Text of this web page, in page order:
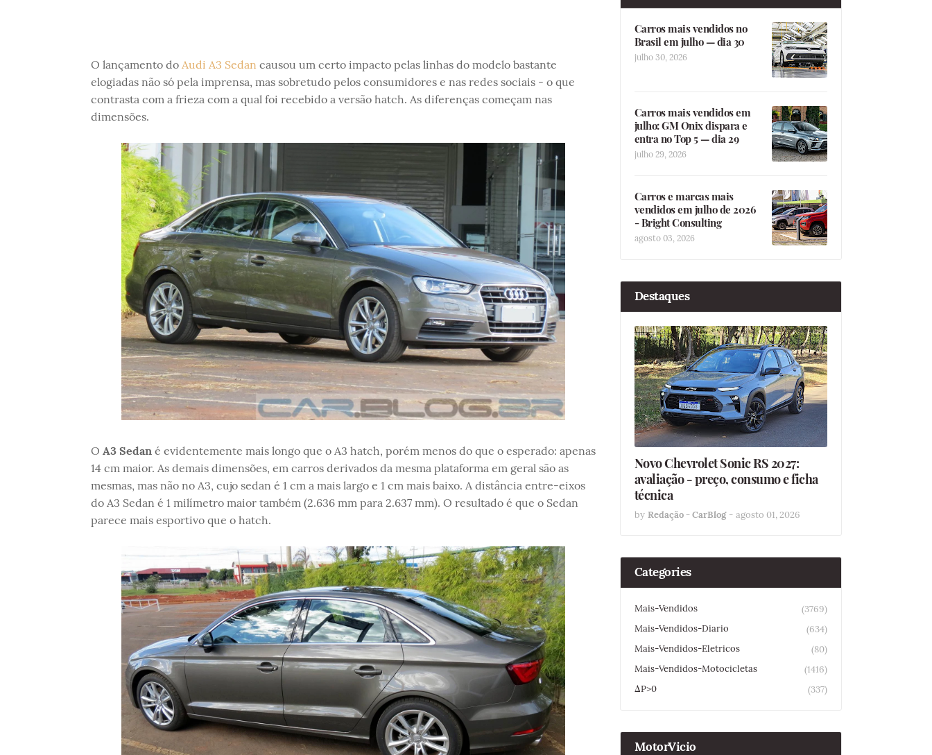
O lançamento do Audi A3 Sedan causou um certo impacto pelas linhas do modelo bastante
elogiadas não só pela imprensa, mas sobretudo pelos consumidores e nas redes sociais - o que
contrasta com a frieza com a qual foi recebido a versão hatch. As diferenças começam nas
dimensões.
O A3 Sedan é evidentemente mais longo que o A3 hatch, porém menos do que o esperado: apenas
14 cm maior. As demais dimensões, em carros derivados da mesma plataforma em geral são as
mesmas, mas não no A3, cujo sedan é 1 cm a mais largo e 1 cm mais baixo. A distância entre-eixos
do A3 Sedan é 1 milímetro maior também (2.636 mm para 2.637 mm). O resultado é que o Sedan
parece mais esportivo que o hatch.
Carros mais vendidos no
Brasil em julho — dia 30
julho 30, 2026
Carros mais vendidos em
julho: GM Onix dispara e
entra no Top 5 — dia 29
julho 29, 2026
Carros e marcas mais
vendidos em julho de 2026
- Bright Consulting
agosto 03, 2026
Destaques
Novo Chevrolet Sonic RS 2027:
avaliação - preço, consumo e ficha
técnica
by Redação - CarBlog - agosto 01, 2026
Categories
Mais-Vendidos
(3769)
Mais-Vendidos-Diario
(634)
Mais-Vendidos-Eletricos
(80)
Mais-Vendidos-Motocicletas
(1416)
ΔP>0
(337)
MotorVicio